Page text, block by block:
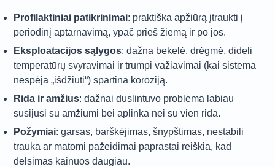
Profilaktiniai patikrinimai: praktiška apžiūrą įtraukti į
periodinį aptarnavimą, ypač prieš žiemą ir po jos.
Eksploatacijos sąlygos: dažna bekelė, drėgmė, dideli
temperatūrų svyravimai ir trumpi važiavimai (kai sistema
nespėja „išdžiūti“) spartina koroziją.
Rida ir amžius: dažnai duslintuvo problema labiau
susijusi su amžiumi bei aplinka nei su vien rida.
Požymiai: garsas, barškėjimas, šnypštimas, nestabili
trauka ar matomi pažeidimai paprastai reiškia, kad
delsimas kainuos daugiau.